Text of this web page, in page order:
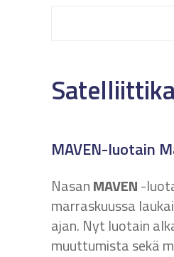
MAVEN-luotain
NasanMAVEN-
marraskuussa
ajan. Nyt luotain
muuttumista sekä